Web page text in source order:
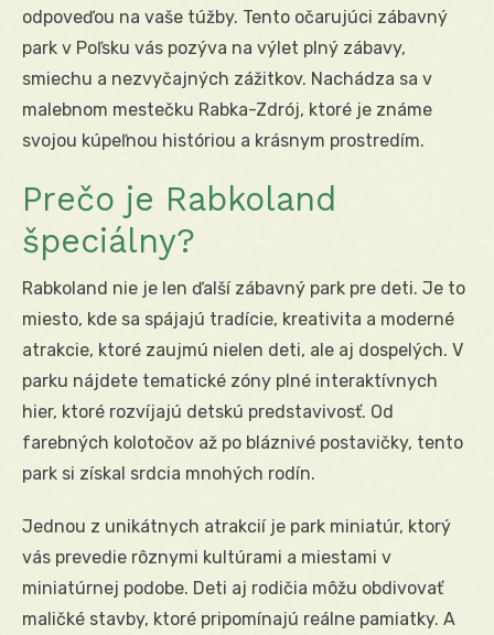
odpoveďou na vaše túžby. Tento očarujúci zábavný
park v Poľsku vás pozýva na výlet plný zábavy,
smiechu a nezvyčajných zážitkov. Nachádza sa v
malebnom mestečku Rabka-Zdrój, ktoré je známe
svojou kúpeľnou históriou a krásnym prostredím.
Prečo je Rabkoland
špeciálny?
Rabkoland nie je len ďalší zábavný park pre deti. Je to
miesto, kde sa spájajú tradície, kreativita a moderné
atrakcie, ktoré zaujmú nielen deti, ale aj dospelých. V
parku nájdete tematické zóny plné interaktívnych
hier, ktoré rozvíjajú detskú predstavivosť. Od
farebných kolotočov až po bláznivé postavičky, tento
park si získal srdcia mnohých rodín.
Jednou z unikátnych atrakcií je park miniatúr, ktorý
vás prevedie rôznymi kultúrami a miestami v
miniatúrnej podobe. Deti aj rodičia môžu obdivovať
maličké stavby, ktoré pripomínajú reálne pamiatky. A